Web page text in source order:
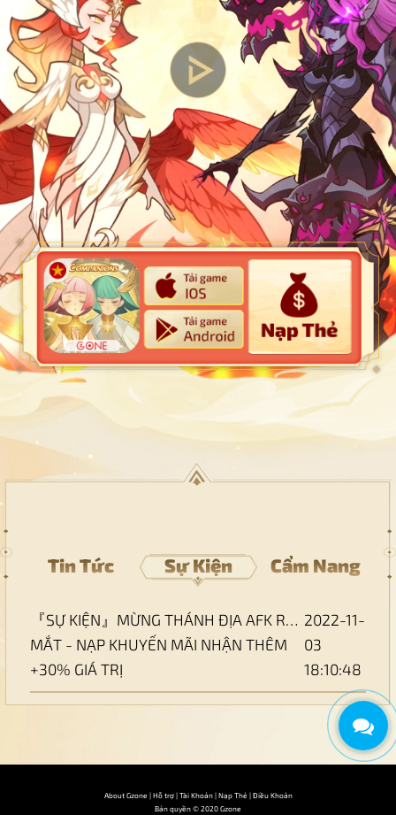
Tin Tức Sự Kiện Cẩm Nang
『SỰ KIỆN』MỪNG THÁNH ĐỊA AFK RA
MẮT - NẠP KHUYẾN MÃI NHẬN THÊM
+30% GIÁ TRỊ
2022-11-
03
18:10:48
About Gzone | Hỗ trợ | Tài Khoản| Nạp Thẻ | Điều Khoản
Bản quyền © 2020 Gzone